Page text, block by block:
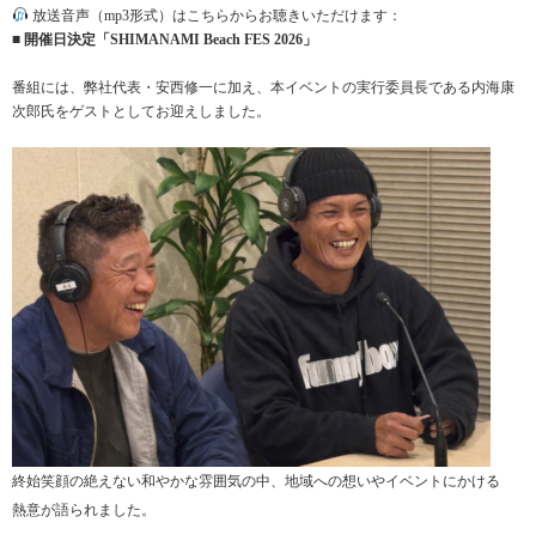
放送音声（mp3形式）はこちらからお聴きいただけます：
■ 開催日決定「SHIMANAMI Beach FES 2026」
番組には、弊社代表・安西修一に加え、本イベントの実行委員長である内海康
次郎氏をゲストとしてお迎えしました。
終始笑顔の絶えない和やかな雰囲気の中、地域への想いやイベントにかける
熱意が語られました。